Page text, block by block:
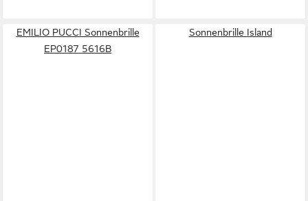
EMILIO PUCCI Sonnenbrille
EP0187 5616B
Sonnenbrille Island